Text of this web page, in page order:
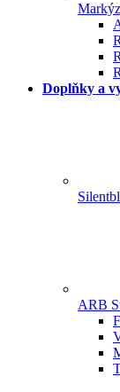
Doplňky a
ARB